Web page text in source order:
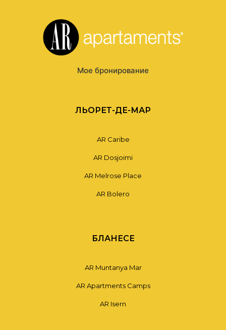
Мое бронирование
ЛЬОРЕТ-ДЕ-МАР
AR Caribe
AR Dosjoimi
AR Melrose Place
AR Bolero
БЛАНЕСЕ
AR Muntanya Mar
AR Apartments Camps
AR Isern